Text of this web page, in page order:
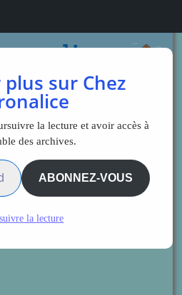
plus sur Chez
la lecture et avoir accès à
des archives.
ABONNEZ-VOUS
la lecture